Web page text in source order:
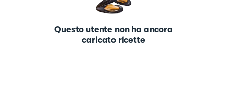
Questo utente non ha ancora
caricato ricette